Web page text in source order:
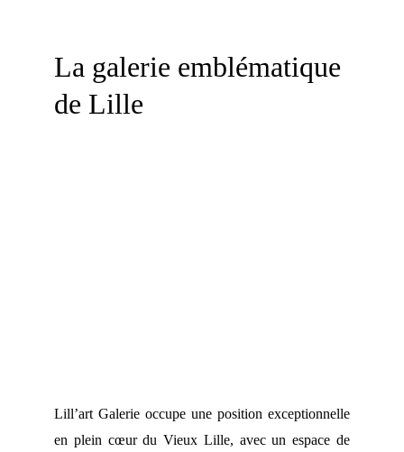
La galerie emblématique
de Lille
Lill’art Galerie occupe une position exceptionnelle
en plein cœur du Vieux Lille, avec un espace de